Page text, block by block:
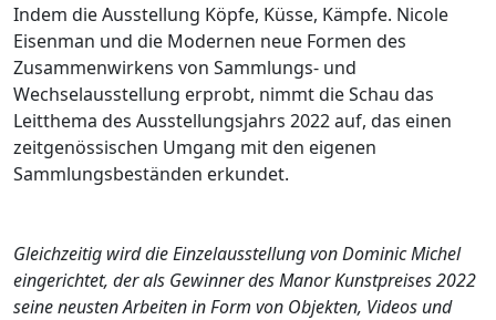
Indem die Ausstellung Köpfe, Küsse, Kämpfe. Nicole
Eisenman und die Modernen neue Formen des
Zusammenwirkens von Sammlungs- und
Wechselausstellung erprobt, nimmt die Schau das
Leitthema des Ausstellungsjahrs 2022 auf, das einen
zeitgenössischen Umgang mit den eigenen
Sammlungsbeständen erkundet.
Gleichzeitig wird die Einzelausstellung von Dominic Michel
eingerichtet, der als Gewinner des Manor Kunstpreises 2022
seine neusten Arbeiten in Form von Objekten, Videos und